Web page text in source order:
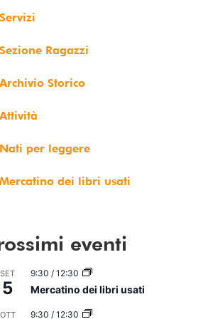
Ragazzi
Storico
per leggere
dei libri usati
eventi
SET
5
9:30 / 12:30
Mercatino dei libri usati
OTT 9:30 / 12:30